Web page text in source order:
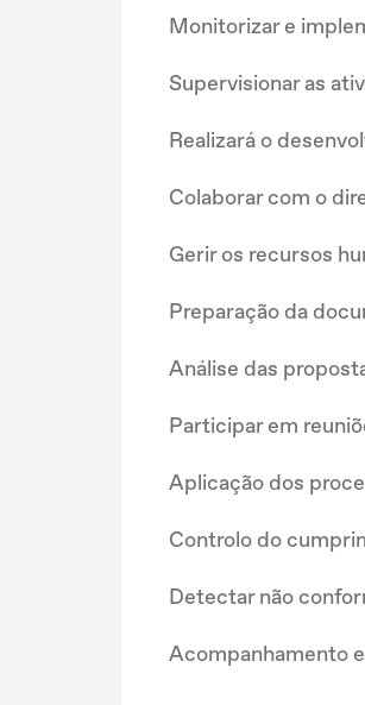
Monitorizar e
Supervisionar as
Realizará o
Colaborar com o
Gerir os recursos
Preparação da
Análise das
Participar em
Aplicação dos
Controlo do
Detectar não
Acompanhamento